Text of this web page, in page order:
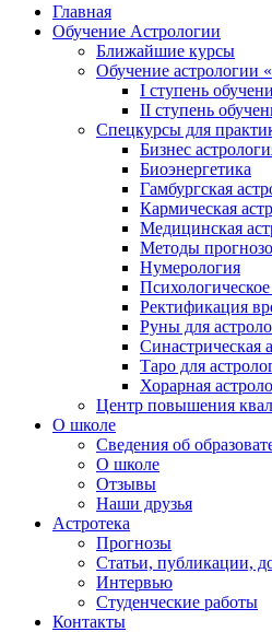
Главная
Обучение Астрологии
Ближайшие курсы
Обучение астрологии
I ступень
II ступень
Спецкурсы для
Бизнес
Биоэнергетика
Гамбургская
Кармическая
Медицинская
Методы
Нумерология
Ректификация
Руны для
Синастрическая
Таро для
Хорарная
Центр повышения
О школе
Сведения об
О школе
Отзывы
Наши друзья
Астротека
Прогнозы
Статьи, публикации,
Интервью
Студенческие работы
Контакты